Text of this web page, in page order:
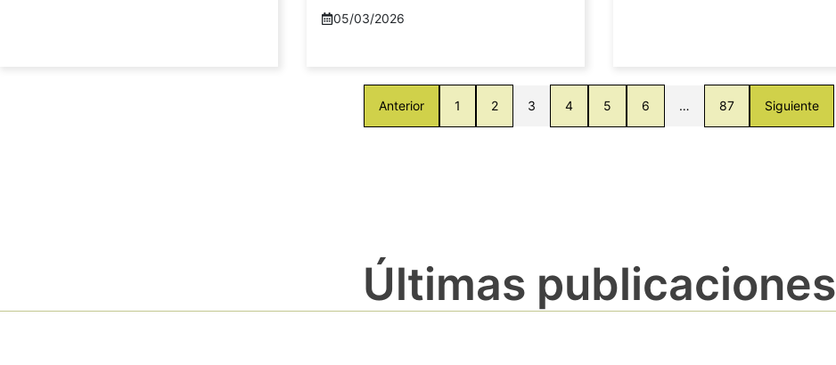
05/03/2026
Anterior 1 2 3 4 5 6 … 87 Siguiente
Últimas publicaciones